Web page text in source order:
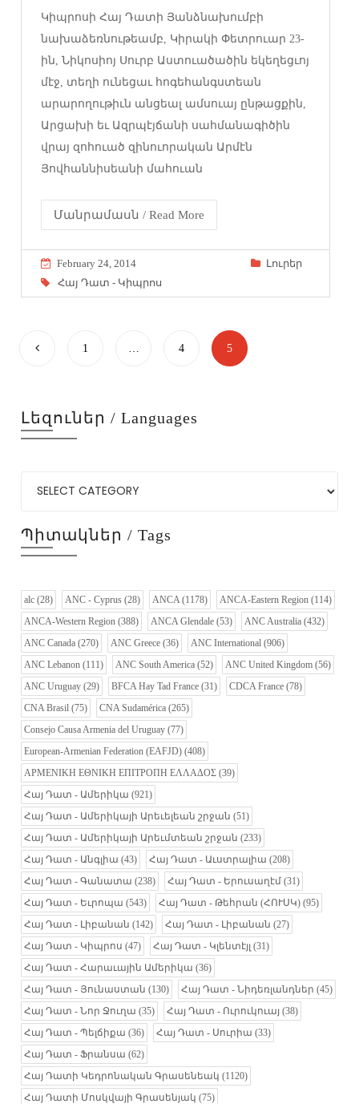
Կիպրոսի Հայ Դատի Յանձնախումբի
նախաձեռնութեամբ, Կիրակի Փետրուար 23-
ին, Նիկոսիոյ Սուրբ Աստուածածին եկեղեցւոյ
մէջ, տեղի ունեցաւ հոգեհանգստեան
արարողութիւն անցեալ ամսուայ ընթացքին,
Արցախի եւ Ազրպէյճանի սահմանագիծին
վրայ զոհուած զինուորական Արմէն
Յովհաննիսեանի մահուան
Մանրամասն / Read More
February 24, 2014
Լուրեր
Հայ Դատ - Կիպրոս
1 4 5
Լեզուներ / Languages
Պիտակներ / Tags
alc (28) ANC - Cyprus (28) ANCA (1178) ANCA-Eastern Region (114)
ANCA-Western Region (388) ANCA Glendale (53) ANC Australia (432)
ANC Canada (270) ANC Greece (36) ANC International (906)
ANC Lebanon (111) ANC South America (52) ANC United Kingdom (56)
ANC Uruguay (29) BFCA Hay Tad France (31) CDCA France (78)
CNA Brasil (75) CNA Sudamérica (265)
Consejo Causa Armenia del Uruguay (77)
European-Armenian Federation (EAFJD) (408)
ΑΡΜΕΝΙΚΗ ΕΘΝΙΚΗ ΕΠΙΤΡΟΠΗ ΕΛΛΑΔΟΣ (39)
Հայ Դատ - Ամերիկա (921)
Հայ Դատ - Ամերիկայի Արեւելեան շրջան (51)
Հայ Դատ - Ամերիկայի Արեւմտեան շրջան (233)
Հայ Դատ - Անգլիա (43) Հայ Դատ - Աւստրալիա (208)
Հայ Դատ - Գանատա (238) Հայ Դատ - Երուսաղէմ (31)
Հայ Դատ - Եւրոպա (543) Հայ Դատ - Թեհրան (ՀՈՒՍԿ) (95)
Հայ Դատ - Լիբանան (142) Հայ Դատ - Լիբանան (27)
Հայ Դատ - Կիպրոս (47) Հայ Դատ - Կլենտէյլ (31)
Հայ Դատ - Հարաւային Ամերիկա (36)
Հայ Դատ - Յունաստան (130) Հայ Դատ - Նիդեռլանդներ (45)
Հայ Դատ - Նոր Ջուղա (35) Հայ Դատ - Ուրուկուայ (38)
Հայ Դատ - Պելճիքա (36) Հայ Դատ - Սուրիա (33)
Հայ Դատ - Ֆրանսա (62)
Հայ Դատի Կեդրոնական Գրասենեակ (1120)
Հայ Դատի Մոսկվայի Գրասենյակ (75)